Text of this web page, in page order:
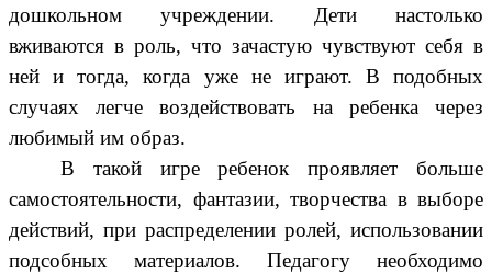
дошкольном учреждении. Дети настолько
вживаются в роль, что зачастую чувствуют себя в
ней и тогда, когда уже не играют. В подобных
случаях легче воздействовать на ребенка через
любимый им образ.
В такой игре ребенок проявляет больше
самостоятельности, фантазии, творчества в выборе
действий, при распределении ролей, использовании
подсобных материалов. Педагогу необходимо